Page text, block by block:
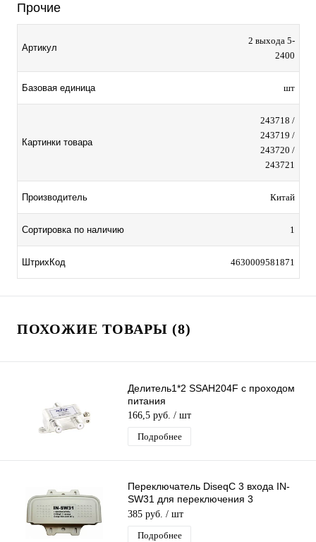
Прочие
Артикул
2 выхода 5-
2400
Базовая единица шт
Картинки товара
243718 /
243719 /
243720 /
243721
Производитель Китай
Сортировка по наличию 1
ШтрихКод 4630009581871
ПОХОЖИЕ ТОВАРЫ (8)
Делитель1*2 SSAH204F с проходом
питания
166,5 руб. / шт
Подробнее
Переключатель DiseqC 3 входа IN-
SW31 для переключения 3
конвертеров одним ресивером
(приставкой)
385 руб. / шт
Подробнее